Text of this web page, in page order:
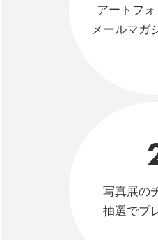
アートフ
メールマガ
写真展の
抽選でプ